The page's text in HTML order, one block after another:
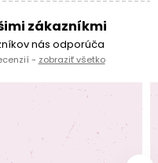
zákazníkmi
nás odporúča
- zobraziť všetko